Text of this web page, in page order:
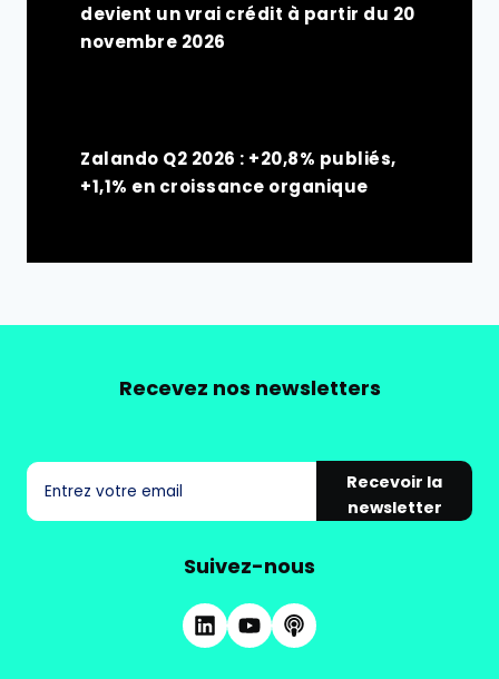
devient un vrai crédit à partir du 20
novembre 2026
Zalando Q2 2026 : +20,8% publiés,
+1,1% en croissance organique
Recevez nos newsletters
Recevoir la
newsletter
Suivez-nous